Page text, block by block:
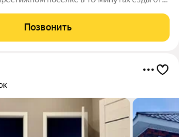
и роскошной жизни. Резиденция
роще, в
Позвонить